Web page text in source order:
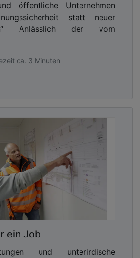
öffentliche Unternehmen
statt neuer
Anlässlich der vom
ca. 3 Minuten
ein Job
und unterirdische